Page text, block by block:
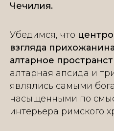
Чечилия.
Убедимся, что
взгляда
алтарное
алтарная апсида и
являлись самыми
насыщенными по
интерьера римского